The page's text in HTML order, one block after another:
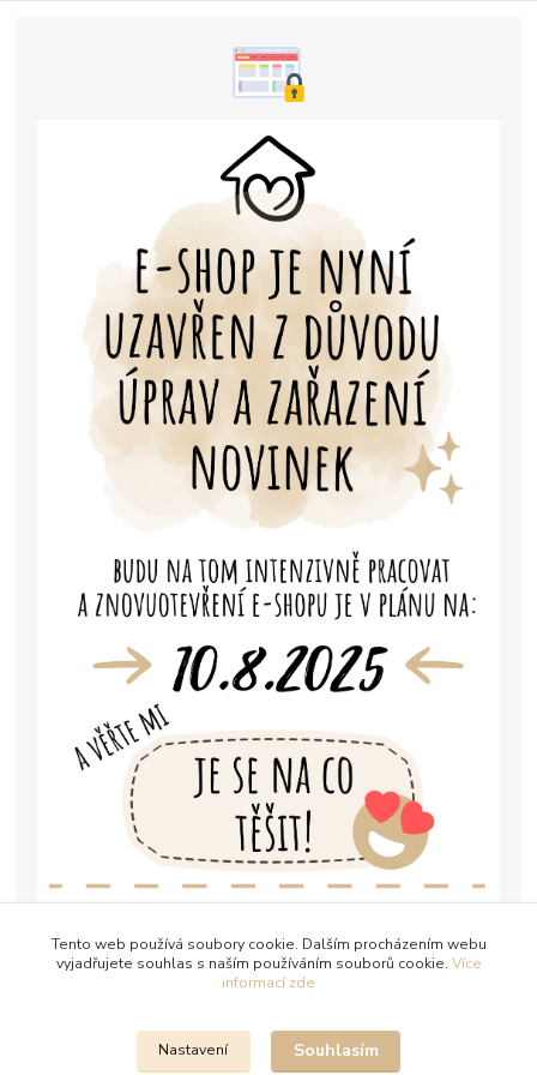
Tento web používá soubory cookie. Dalším procházením webu
vyjadřujete souhlas s naším používáním souborů cookie. Více
informací zde
Nastavení Souhlasím